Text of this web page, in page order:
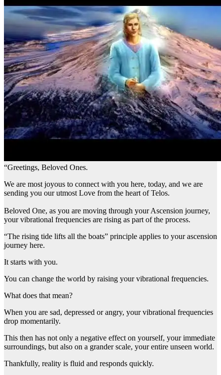
“Greetings, Beloved Ones.
We are most joyous to connect with you here, today, and we are
sending you our utmost Love from the heart of Telos.
Beloved One, as you are moving through your Ascension journey,
your vibrational frequencies are rising as part of the process.
“The rising tide lifts all the boats” principle applies to your ascension
journey here.
It starts with you.
You can change the world by raising your vibrational frequencies.
What does that mean?
When you are sad, depressed or angry, your vibrational frequencies
drop momentarily.
This then has not only a negative effect on yourself, your immediate
surroundings, but also on a grander scale, your entire unseen world.
Thankfully, reality is fluid and responds quickly.